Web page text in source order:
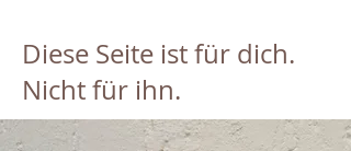
Diese Seite ist für dich.
Nicht für ihn.